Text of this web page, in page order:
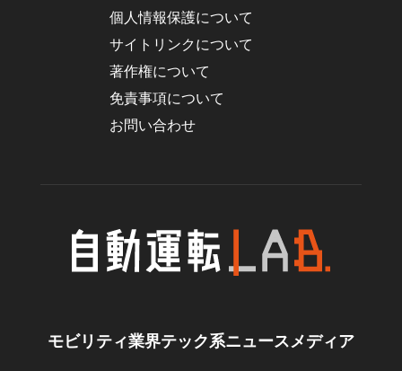
個人情報保護について
サイトリンクについて
著作権について
免責事項について
お問い合わせ
モビリティ業界テック系ニュースメディア